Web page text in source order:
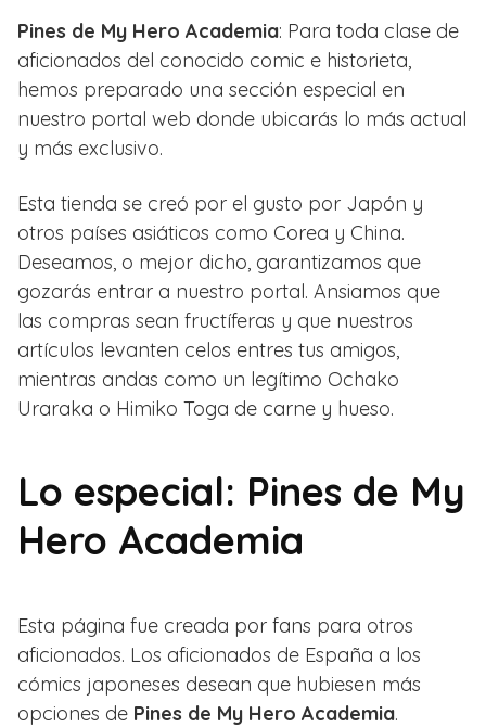
Pines de My Hero Academia: Para toda clase de
aficionados del conocido comic e historieta,
hemos preparado una sección especial en
nuestro portal web donde ubicarás lo más actual
y más exclusivo.
Esta tienda se creó por el gusto por Japón y
otros países asiáticos como Corea y China.
Deseamos, o mejor dicho, garantizamos que
gozarás entrar a nuestro portal. Ansiamos que
las compras sean fructíferas y que nuestros
artículos levanten celos entres tus amigos,
mientras andas como un legítimo Ochako
Uraraka o Himiko Toga de carne y hueso.
Lo especial: Pines de My
Hero Academia
Esta página fue creada por fans para otros
aficionados. Los aficionados de España a los
cómics japoneses desean que hubiesen más
opciones de Pines de My Hero Academia.